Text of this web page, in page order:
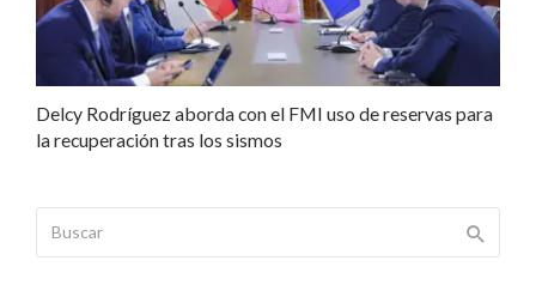
Delcy Rodríguez aborda con el FMI uso de reservas para
la recuperación tras los sismos